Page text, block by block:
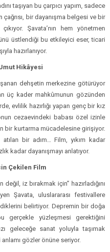
taşıyan bu çarpıcı yapım, sadece
bir dayanışma belgesi ve bir
Şavata’nın hem yönetmen
üstlendiği bu etkileyici eser, ticari
hazırlanıyor.
Hikâyesi
dehşetin merkezine götürüyor
üç kader mahkûmunun gözünden
evlilik hazırlığı yapan genç bir kız
cezaevindeki babası özel izinle
bir kurtarma mücadelesine girişiyor.
bir adım… Film, yıkım kadar
kadar dayanışmayı anlatıyor.
Çekilen Film
iz bırakmak için” hazırladığını
Şavata, uluslararası festivallere
belirtiyor. Depremin bir doğa
gerçekle yüzleşmesi gerektiğini
geleceğe sanat yoluyla taşımak
gözler önüne seriyor.